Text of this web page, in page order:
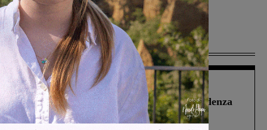
Più lette
Figline Incisa Valdarno 1 Agosto 2026
Piscina di Figline finanziata oltre la scadenza
Pnrr, il gruppo di Fratelli d’Italia: “Un
ringraziamento al Governo”